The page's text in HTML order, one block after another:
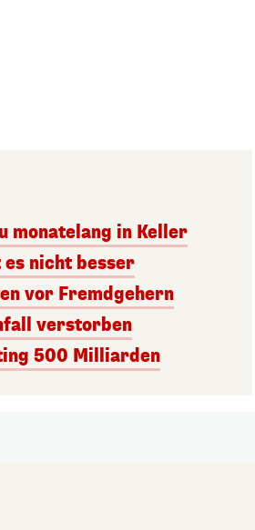
monatelang in Keller
nicht besser
vor Fremdgehern
verstorben
500 Milliarden